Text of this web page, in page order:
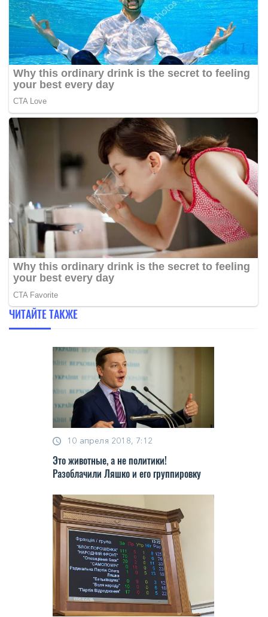
ЧИТАЙТЕ ТАКЖЕ
10 апреля 2018, 7:12
Это животные, а не политики!
Разоблачили Ляшко и его группировку